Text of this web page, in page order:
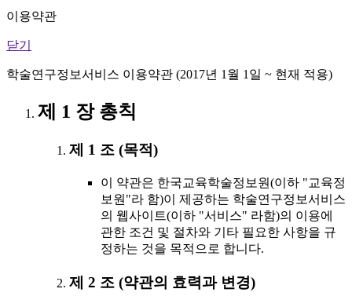
이용약관
닫기
학술연구정보서비스 이용약관 (2017년 1월 1일 ~ 현재 적용)
제 1 장 총칙
제 1 조 (목적)
이 약관은 한국교육학술정보원(이하 "교육정
보원"라 함)이 제공하는 학술연구정보서비스
의 웹사이트(이하 "서비스" 라함)의 이용에
관한 조건 및 절차와 기타 필요한 사항을 규
정하는 것을 목적으로 합니다.
제 2 조 (약관의 효력과 변경)